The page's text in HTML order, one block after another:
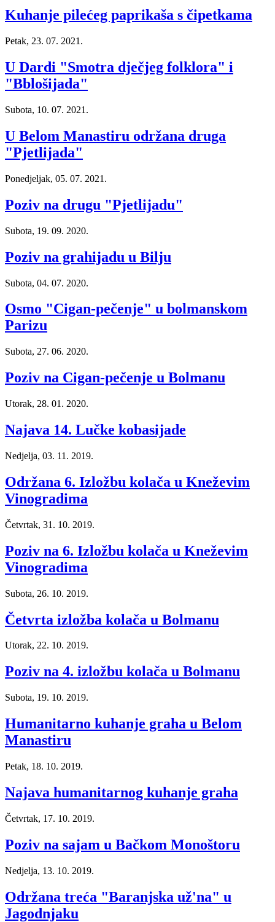
Kuhanje pilećeg paprikaša s čipetkama
Petak, 23. 07. 2021.
U Dardi "Smotra dječjeg folklora" i
"Bblošijada"
Subota, 10. 07. 2021.
U Belom Manastiru održana druga
"Pjetlijada"
Ponedjeljak, 05. 07. 2021.
Poziv na drugu "Pjetlijadu"
Subota, 19. 09. 2020.
Poziv na grahijadu u Bilju
Subota, 04. 07. 2020.
Osmo "Cigan-pečenje" u bolmanskom
Parizu
Subota, 27. 06. 2020.
Poziv na Cigan-pečenje u Bolmanu
Utorak, 28. 01. 2020.
Najava 14. Lučke kobasijade
Nedjelja, 03. 11. 2019.
Održana 6. Izložbu kolača u Kneževim
Vinogradima
Četvrtak, 31. 10. 2019.
Poziv na 6. Izložbu kolača u Kneževim
Vinogradima
Subota, 26. 10. 2019.
Četvrta izložba kolača u Bolmanu
Utorak, 22. 10. 2019.
Poziv na 4. izložbu kolača u Bolmanu
Subota, 19. 10. 2019.
Humanitarno kuhanje graha u Belom
Manastiru
Petak, 18. 10. 2019.
Najava humanitarnog kuhanje graha
Četvrtak, 17. 10. 2019.
Poziv na sajam u Bačkom Monoštoru
Nedjelja, 13. 10. 2019.
Održana treća "Baranjska už'na" u
Jagodnjaku